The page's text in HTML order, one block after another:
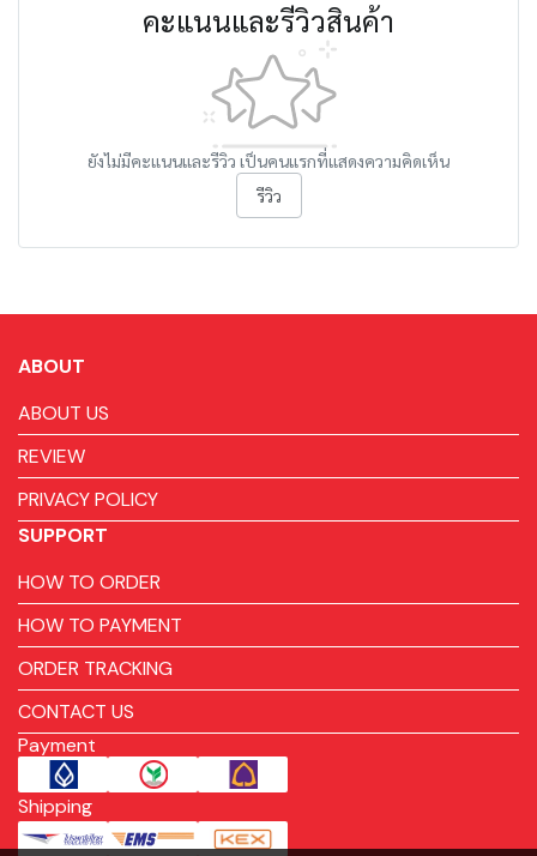
คะแนนและรีวิวสินค้า
ยังไม่มีคะแนนและรีวิว เป็นคนแรกที่แสดงความคิดเห็น
รีวิว
ABOUT
ABOUT US
REVIEW
PRIVACY POLICY
SUPPORT
HOW TO ORDER
HOW TO PAYMENT
ORDER TRACKING
CONTACT US
Payment
Shipping